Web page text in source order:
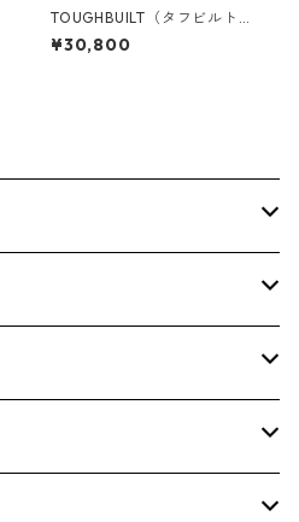
TOUGHBUILT（タフビルト）S
TACK TECH(スタックテック)
ウィールツールボックス70 TB
¥30,800